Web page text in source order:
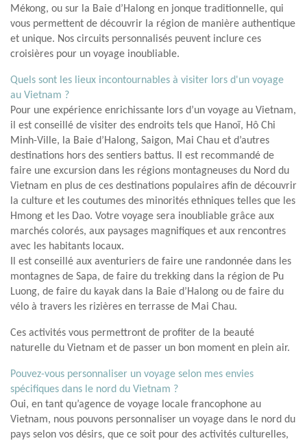
Mékong, ou sur la Baie d’Halong en jonque traditionnelle, qui
vous permettent de découvrir la région de manière authentique
et unique. Nos circuits personnalisés peuvent inclure ces
croisières pour un voyage inoubliable.
Quels sont les lieux incontournables à visiter lors d'un voyage
au Vietnam ?
Pour une expérience enrichissante lors d’un voyage au Vietnam,
il est conseillé de visiter des endroits tels que Hanoï, Hô Chi
Minh-Ville, la Baie d’Halong, Saigon, Mai Chau et d’autres
destinations hors des sentiers battus. Il est recommandé de
faire une excursion dans les régions montagneuses du Nord du
Vietnam en plus de ces destinations populaires afin de découvrir
la culture et les coutumes des minorités ethniques telles que les
Hmong et les Dao. Votre voyage sera inoubliable grâce aux
marchés colorés, aux paysages magnifiques et aux rencontres
avec les habitants locaux.
Il est conseillé aux aventuriers de faire une randonnée dans les
montagnes de Sapa, de faire du trekking dans la région de Pu
Luong, de faire du kayak dans la Baie d’Halong ou de faire du
vélo à travers les rizières en terrasse de Mai Chau.
Ces activités vous permettront de profiter de la beauté
naturelle du Vietnam et de passer un bon moment en plein air.
Pouvez-vous personnaliser un voyage selon mes envies
spécifiques dans le nord du Vietnam ?
Oui, en tant qu’agence de voyage locale francophone au
Vietnam, nous pouvons personnaliser un voyage dans le nord du
pays selon vos désirs, que ce soit pour des activités culturelles,